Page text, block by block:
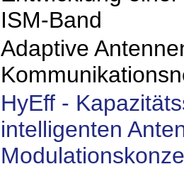
ISM-Band
Adaptive
HyEff -
intelligenten